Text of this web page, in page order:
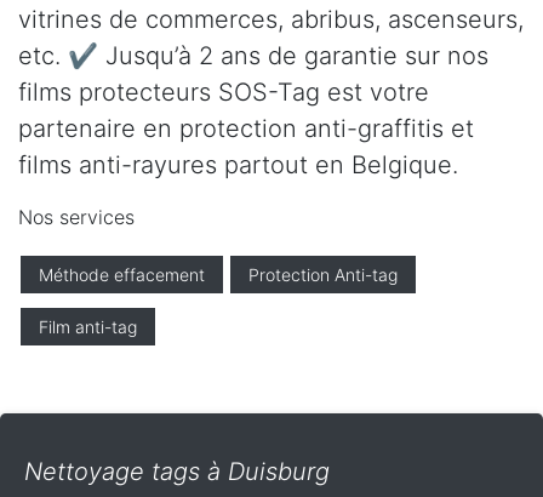
vitrines de commerces, abribus, ascenseurs,
etc. ✔ Jusqu’à 2 ans de garantie sur nos
films protecteurs SOS-Tag est votre
partenaire en protection anti-graffitis et
films anti-rayures partout en Belgique.
Nos services
Méthode effacement Protection Anti-tag
Film anti-tag
Nettoyage tags à Duisburg